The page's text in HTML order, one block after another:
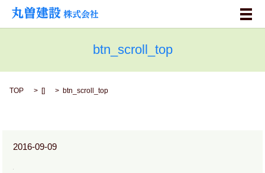
メ
btn_scroll_top
TOP [] btn_scroll_top
2016-09-09